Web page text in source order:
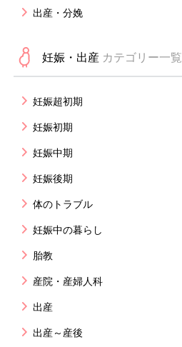
出産・分娩
妊娠・出産 カテゴリー一覧
妊娠超初期
妊娠初期
妊娠中期
妊娠後期
体のトラブル
妊娠中の暮らし
胎教
産院・産婦人科
出産
出産～産後